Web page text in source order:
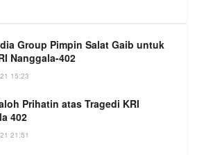
Group Pimpin Salat Gaib untuk
Nanggala-402
15:23
Prihatin atas Tragedi KRI
402
21:51